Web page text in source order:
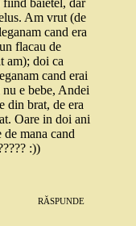
fiind baietel, dar
Am vrut (de
cand era
flacau de
am); doi ca
cand erai
e bebe, Andei
din brat, de era
Oare in doi ani
mana cand
:))
RĂSPUNDE